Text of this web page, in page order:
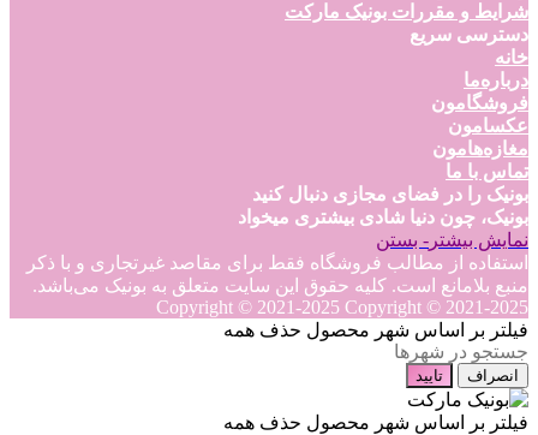
شرایط و مقررات بونیک مارکت
دسترسی سریع
خانه
درباره‌ما
فروشگامون
عکسامون
مغازه‌هامون
تماس با ما
بونیک را در فضای مجازی دنبال کنید
بونیک، چون دنیا شادی بیشتری میخواد
نمایش بیشتر - بستن
استفاده از مطالب فروشگاه فقط برای مقاصد غیرتجاری و با ذکر
منبع بلامانع است. کلیه حقوق این سایت متعلق به بونیک می‌باشد.
Copyright © 2021-2025 Copyright © 2021-2025
فیلتر بر اساس شهر محصول حذف همه
انصراف تایید
فیلتر بر اساس شهر محصول حذف همه